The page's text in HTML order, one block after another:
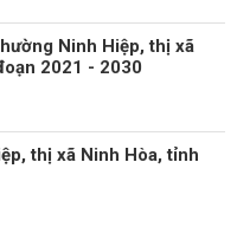
Ninh Hiệp, thị xã
2021 - 2030
thị xã Ninh Hòa, tỉnh